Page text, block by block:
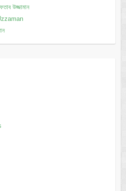
উজ্জামান